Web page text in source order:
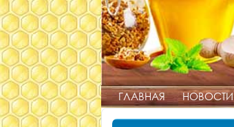
ГЛАВНАЯ НОВОСТИ